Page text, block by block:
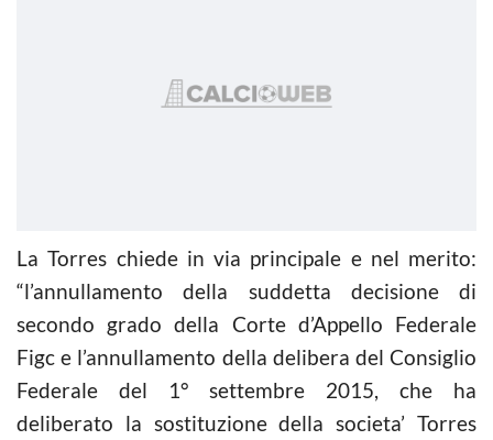
La Torres chiede in via principale e nel merito:
“l’annullamento della suddetta decisione di
secondo grado della Corte d’Appello Federale
Figc e l’annullamento della delibera del Consiglio
Federale del 1° settembre 2015, che ha
deliberato la sostituzione della societa’ Torres